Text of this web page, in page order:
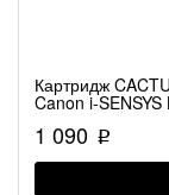
Картридж
Canon i-
1 090 p